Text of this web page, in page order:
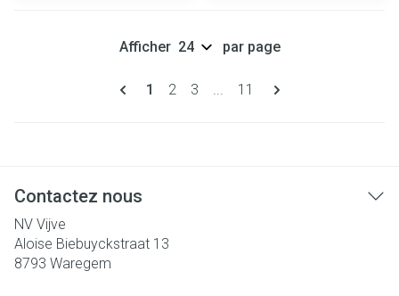
Pages
Vous lisez actuellement la page
1 Page
2 Page
3 ... Page
11
Afficher par page
Contactez nous
NV Vijve
Aloise Biebuyckstraat 13
8793 Waregem